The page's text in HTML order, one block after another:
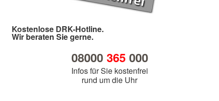
Kostenlose DRK-Hotline.
Wir beraten Sie gerne.
08000 365000
Infos für Sie kostenfrei
rund um die Uhr